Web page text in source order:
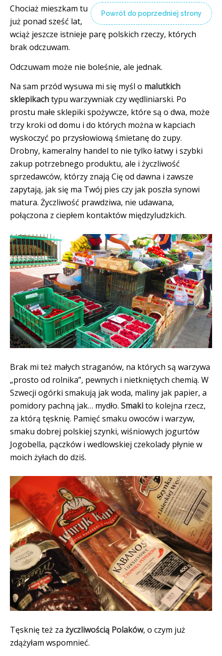
Powrót do poprzedniej strony
Chociaż mieszkam tu
już ponad sześć lat,
wciąż jeszcze istnieje parę polskich rzeczy, których
brak odczuwam.
Odczuwam może nie boleśnie, ale jednak.
Na sam przód wysuwa mi się myśl o malutkich
sklepikachtypu warzywniak czy wędliniarski. Po
prostu małe sklepiki spożywcze, które są o dwa, może
trzy kroki od domu i do których można w kapciach
wyskoczyć po przysłowiową śmietanę do zupy.
Drobny, kameralny handel to nie tylko łatwy i szybki
zakup potrzebnego produktu, ale i życzliwość
sprzedawców, którzy znają Cię od dawna i zawsze
zapytają, jak się ma Twój pies czy jak poszła synowi
matura. Życzliwość prawdziwa, nie udawana,
połączona z ciepłem kontaktów międzyludzkich.
Brak mi też małych straganów, na których są warzywa
„prosto od rolnika”, pewnych i nietkniętych chemią. W
Szwecji ogórki smakują jak woda, maliny jak papier, a
pomidory pachną jak… mydło. Smakito kolejna rzecz,
za którą tęsknię. Pamięć smaku owoców i warzyw,
smaku dobrej polskiej szynki, wiśniowych jogurtów
Jogobella, pączków i wedlowskiej czekolady płynie w
moich żyłach do dziś.
Tęsknię też za życzliwością Polaków, o czym już
zdążyłam wspomnieć.